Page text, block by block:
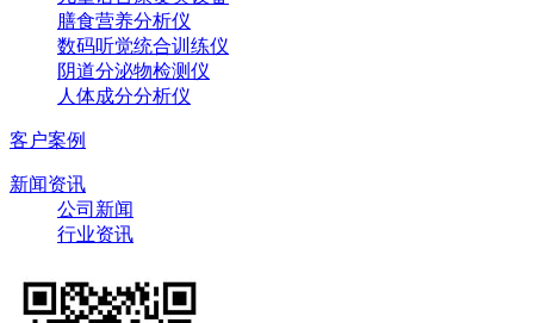
膳食营养分析仪
数码听觉统合训练仪
阴道分泌物检测仪
人体成分分析仪
客户案例
新闻资讯
公司新闻
行业资讯